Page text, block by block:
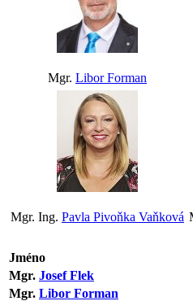
Mgr. Libor Forman
Mgr. Ing. Pavla Pivoňka Vaňková
Jméno
Mgr. Josef Flek
Mgr. Libor Forman